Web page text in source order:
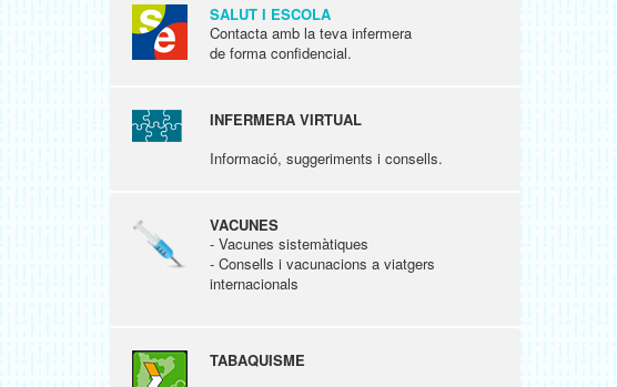
SALUT I ESCOLA
Contacta amb la teva infermera
de forma confidencial.
INFERMERA VIRTUAL
Informació, suggeriments i consells.
VACUNES
- Vacunes sistemàtiques
- Consells i vacunacions a viatgers
internacionals
TABAQUISME